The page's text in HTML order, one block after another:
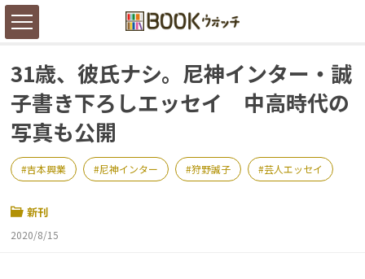
31歳、彼氏ナシ。尼神インター・誠
子書き下ろしエッセイ 中高時代の
写真も公開
吉本興業 尼神インター 狩野誠子 芸人エッセイ
新刊
2020/8/15